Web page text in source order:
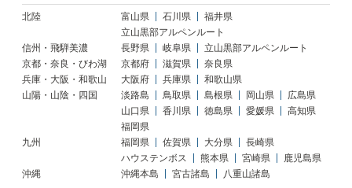
北陸 富山県 石川県
福井県
立山黒部アルペンルート
信州・飛騨美濃
長野県 岐阜県
立山黒部アルペンルート
京都・奈良・びわ湖
京都府 滋賀県
奈良県
兵庫・大阪・和歌山
大阪府 兵庫県
和歌山県
山陽・山陰・四国
淡路島 鳥取県 島根県 岡山県
広島県
山口県
香川県 徳島県 愛媛県
高知県
福岡県
九州
福岡県 佐賀県 大分県
長崎県
ハウステンボス
熊本県 宮崎県
鹿児島県
沖縄
沖縄本島 宮古諸島 八重山諸島